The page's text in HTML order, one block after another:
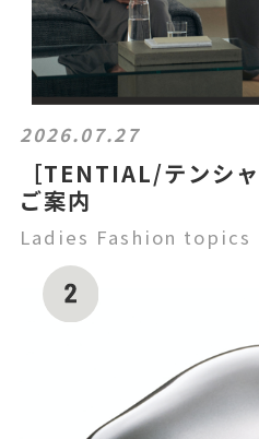
2026.07.27
［TENTIAL/テンシ
ご案内
Ladies Fashion topics